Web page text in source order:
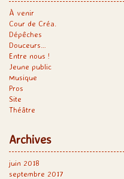
À venir
Cour de Créa.
Dépêches
Douceurs…
Entre nous !
Jeune public
Musique
Pros
Site
Théâtre
Archives
juin 2018
septembre 2017